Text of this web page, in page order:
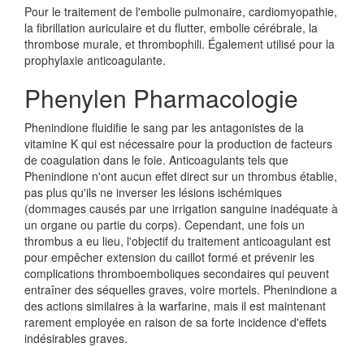
Pour le traitement de l'embolie pulmonaire, cardiomyopathie,
la fibrillation auriculaire et du flutter, embolie cérébrale, la
thrombose murale, et thrombophili. Également utilisé pour la
prophylaxie anticoagulante.
Phenylen Pharmacologie
Phenindione fluidifie le sang par les antagonistes de la
vitamine K qui est nécessaire pour la production de facteurs
de coagulation dans le foie. Anticoagulants tels que
Phenindione n'ont aucun effet direct sur un thrombus établie,
pas plus qu'ils ne inverser les lésions ischémiques
(dommages causés par une irrigation sanguine inadéquate à
un organe ou partie du corps). Cependant, une fois un
thrombus a eu lieu, l'objectif du traitement anticoagulant est
pour empêcher extension du caillot formé et prévenir les
complications thromboemboliques secondaires qui peuvent
entraîner des séquelles graves, voire mortels. Phenindione a
des actions similaires à la warfarine, mais il est maintenant
rarement employée en raison de sa forte incidence d'effets
indésirables graves.